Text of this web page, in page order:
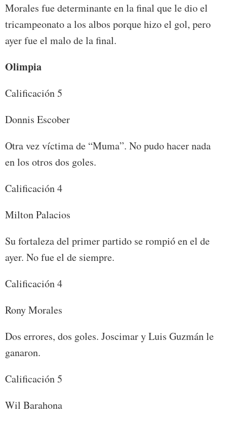
Morales fue determinante en la final que le dio el
tricampeonato a los albos porque hizo el gol, pero
ayer fue el malo de la final.
Olimpia
Calificación 5
Donnis Escober
Otra vez víctima de “Muma”. No pudo hacer nada
en los otros dos goles.
Calificación 4
Milton Palacios
Su fortaleza del primer partido se rompió en el de
ayer. No fue el de siempre.
Calificación 4
Rony Morales
Dos errores, dos goles. Joscimar y Luis Guzmán le
ganaron.
Calificación 5
Wil Barahona